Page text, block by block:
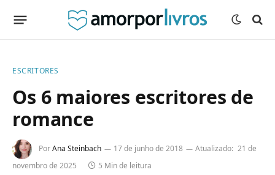
ESCRITORES
Os 6 maiores escritores de
romance
PorAna Steinbach 17 de junho de 2018 Atualizado: 21 de
novembro de 2025
5 Min de leitura